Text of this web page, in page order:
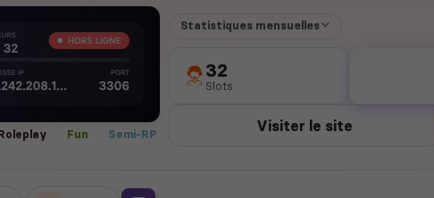
Fun Semi-RP
Statistiques mensuelles
32
Slots
Visiter le site